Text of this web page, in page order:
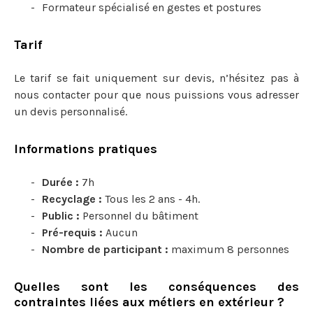
Formateur spécialisé en gestes et postures
Tarif
Le tarif se fait uniquement sur devis, n’hésitez pas à
nous contacter pour que nous puissions vous adresser
un devis personnalisé.
Informations pratiques
Durée : 7h
Recyclage : Tous les 2 ans - 4h.
Public : Personnel du bâtiment
Pré-requis : Aucun
Nombre de participant : maximum 8 personnes
Quelles sont les conséquences des
contraintes liées aux métiers en extérieur ?